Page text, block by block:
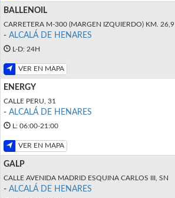
BALLENOIL
CARRETERA M-300 (MARGEN IZQUIERDO) KM. 26,9
- ALCALÁ DE HENARES
L-D: 24H
VER EN MAPA
ENERGY
CALLE PERU, 31
- ALCALÁ DE HENARES
L: 06:00-21:00
VER EN MAPA
GALP
CALLE AVENIDA MADRID ESQUINA CARLOS III, SN
- ALCALÁ DE HENARES